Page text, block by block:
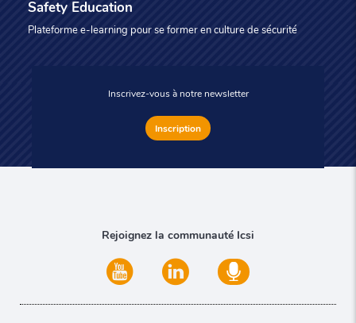
Safety Education
Plateforme e-learning pour se former en culture de sécurité
Inscrivez-vous à notre newsletter
Inscription
Rejoignez la communauté Icsi